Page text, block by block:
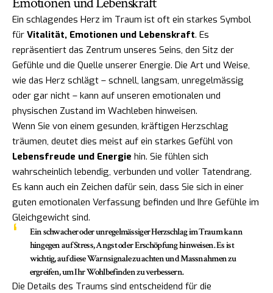
Ein schlagendes Herz im Traum ist oft ein starkes Symbol
für Vitalität, Emotionen und Lebenskraft. Es
repräsentiert das Zentrum unseres Seins, den Sitz der
Gefühle und die Quelle unserer Energie. Die Art und Weise,
wie das Herz schlägt – schnell, langsam, unregelmässig
oder gar nicht – kann auf unseren emotionalen und
physischen Zustand im Wachleben hinweisen.
Wenn Sie von einem gesunden, kräftigen Herzschlag
träumen, deutet dies meist auf ein starkes Gefühl von
Lebensfreude und Energie hin. Sie fühlen sich
wahrscheinlich lebendig, verbunden und voller Tatendrang.
Es kann auch ein Zeichen dafür sein, dass Sie sich in einer
guten emotionalen Verfassung befinden und Ihre Gefühle im
Gleichgewicht sind.
Ein schwacher oder unregelmässiger Herzschlag im Traum kann
hingegen auf Stress, Angst oder Erschöpfung hinweisen. Es ist
wichtig, auf diese Warnsignale zu achten und Massnahmen zu
ergreifen, um Ihr Wohlbefinden zu verbessern.
Die Details des Traums sind entscheidend für die